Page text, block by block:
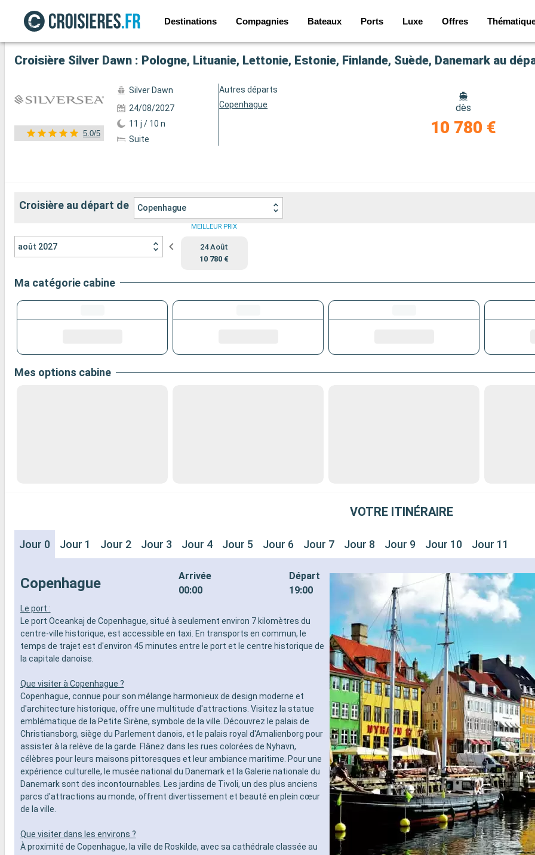
Destinations Compagnies Bateaux Ports Luxe Offres
Voir les 43 autres photos
Croisière Silver Dawn : Pologne, Lituanie, Lettonie, Estonie, Finlande, Suède, Danemark au
5.0/5
Silver Dawn
24/08/2027
11 j / 10 n
Suite
Autres départs
Copenhague
dès
10 780 €
Croisière au départ de Copenhague
août 2027
MEILLEUR PRIX
24 Août
10 780 €
Ma catégorie cabine
Mes options cabine
VOTRE ITINÉRAIRE
Jour 0 Jour 1 Jour 2 Jour 3 Jour 4 Jour 5 Jour 6 Jour 7 Jour 8 Jour 9 Jour 10 Jour 11
Copenhague
Arrivée
00:00
Départ
19:00
Le port :
Le port Oceankaj de Copenhague, situé à seulement environ 7 kilomètres du
centre-ville historique, est accessible en taxi. En transports en commun, le
temps de trajet est d'environ 45 minutes entre le port et le centre historique de
la capitale danoise.
Que visiter à Copenhague ?
Copenhague, connue pour son mélange harmonieux de design moderne et
d'architecture historique, offre une multitude d'attractions. Visitez la statue
emblématique de la Petite Sirène, symbole de la ville. Découvrez le palais de
Christiansborg, siège du Parlement danois, et le palais royal d'Amalienborg pour
assister à la relève de la garde. Flânez dans les rues colorées de Nyhavn,
célèbres pour leurs maisons pittoresques et leur ambiance maritime. Pour une
expérience culturelle, le musée national du Danemark et la Galerie nationale du
Danemark sont des incontournables. Les jardins de Tivoli, un des plus anciens
parcs d'attractions au monde, offrent divertissement et beauté en plein cœur
de la ville.
Que visiter dans les environs ?
À proximité de Copenhague, la ville de Roskilde, avec sa cathédrale classée au